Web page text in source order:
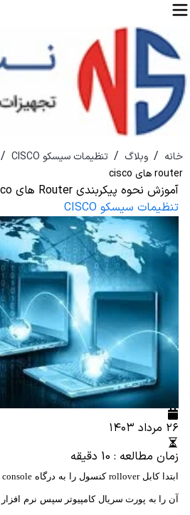
خانه / وبلاگ / تنظیمات سیسکو CISCO /
router های cisco
آموزش نحوه پیکربندی Router های Cisco
تنظیمات سیسکو CISCO
۲۶ مرداد ۱۴۰۳
زمان مطالعه : 10 دقیقه